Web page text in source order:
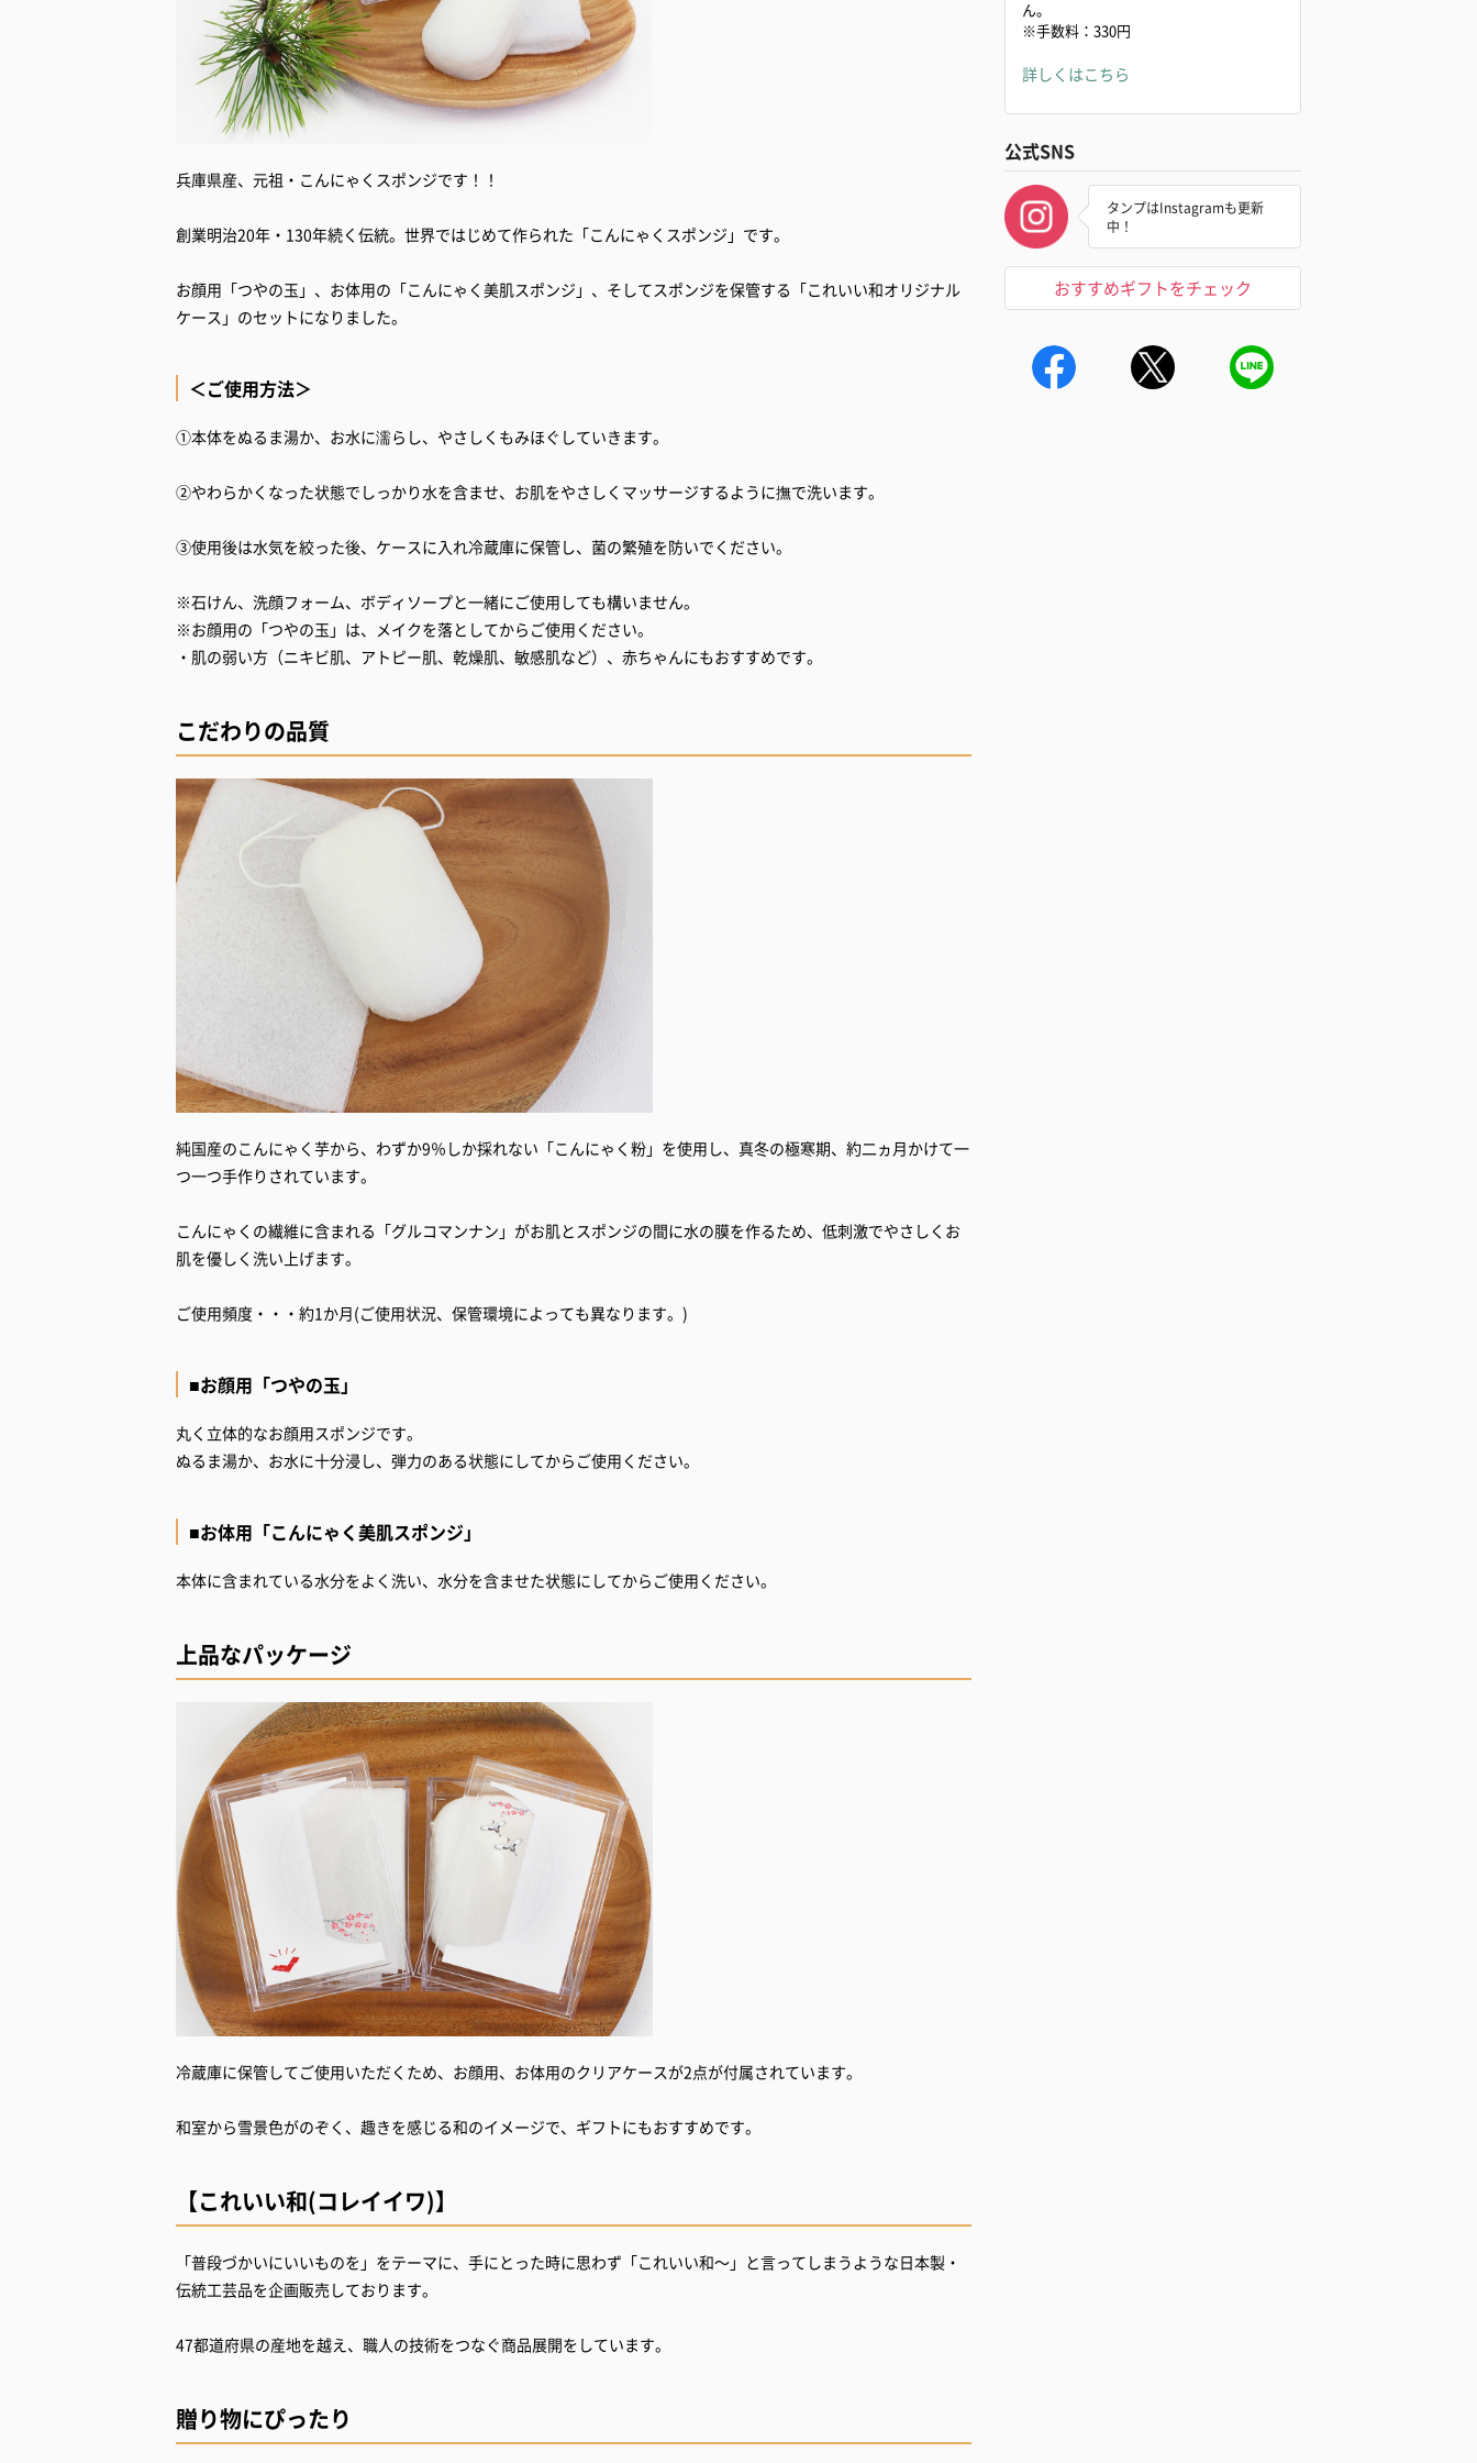
兵庫県産、元祖・こんにゃくスポンジです！！
創業明治20年・130年続く伝統。世界ではじめて作られた「こんにゃくスポンジ」です。
お顔用「つやの玉」、お体用の「こんにゃく美肌スポンジ」、そしてスポンジを保管する「これいい和オリジナル
ケース」のセットになりました。
＜ご使用方法＞
①本体をぬるま湯か、お水に濡らし、やさしくもみほぐしていきます。
②やわらかくなった状態でしっかり水を含ませ、お肌をやさしくマッサージするように撫で洗います。
③使用後は水気を絞った後、ケースに入れ冷蔵庫に保管し、菌の繁殖を防いでください。
※石けん、洗顔フォーム、ボディソープと一緒にご使用しても構いません。
※お顔用の「つやの玉」は、メイクを落としてからご使用ください。
・肌の弱い方（ニキビ肌、アトピー肌、乾燥肌、敏感肌など）、赤ちゃんにもおすすめです。
こだわりの品質
純国産のこんにゃく芋から、わずか9％しか採れない「こんにゃく粉」を使用し、真冬の極寒期、約二ヵ月かけて一
つ一つ手作りされています。
こんにゃくの繊維に含まれる「グルコマンナン」がお肌とスポンジの間に水の膜を作るため、低刺激でやさしくお
肌を優しく洗い上げます。
ご使用頻度・・・約1か月(ご使用状況、保管環境によっても異なります。)
■お顔用「つやの玉」
丸く立体的なお顔用スポンジです。
ぬるま湯か、お水に十分浸し、弾力のある状態にしてからご使用ください。
■お体用「こんにゃく美肌スポンジ」
本体に含まれている水分をよく洗い、水分を含ませた状態にしてからご使用ください。
上品なパッケージ
冷蔵庫に保管してご使用いただくため、お顔用、お体用のクリアケースが2点が付属されています。
和室から雪景色がのぞく、趣きを感じる和のイメージで、ギフトにもおすすめです。
【これいい和(コレイイワ)】
「普段づかいにいいものを」をテーマに、手にとった時に思わず「これいい和～」と言ってしまうような日本製・
伝統工芸品を企画販売しております。
47都道府県の産地を越え、職人の技術をつなぐ商品展開をしています。
贈り物にぴったり
ん。
※手数料：330円
詳しくはこちら
公式SNS
タンプはInstagramも更新
中！
おすすめギフトをチェック